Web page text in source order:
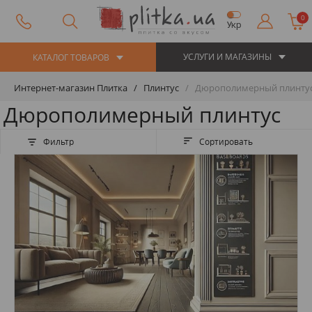
Укр
0
КАТАЛОГ ТОВАРОВ УСЛУГИ И МАГАЗИНЫ
Интернет-магазин Плитка Плинтус Дюрополимерный
Дюрополимерный плинтус
Фильтр Сортировать